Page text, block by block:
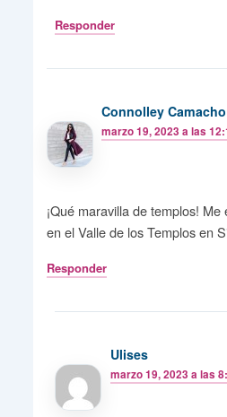
Responder
Connolley Camacho
marzo 19, 2023 a las
¡Qué maravilla de templos!
en el Valle de los Templos en
Responder
Ulises
marzo 19, 2023 a las